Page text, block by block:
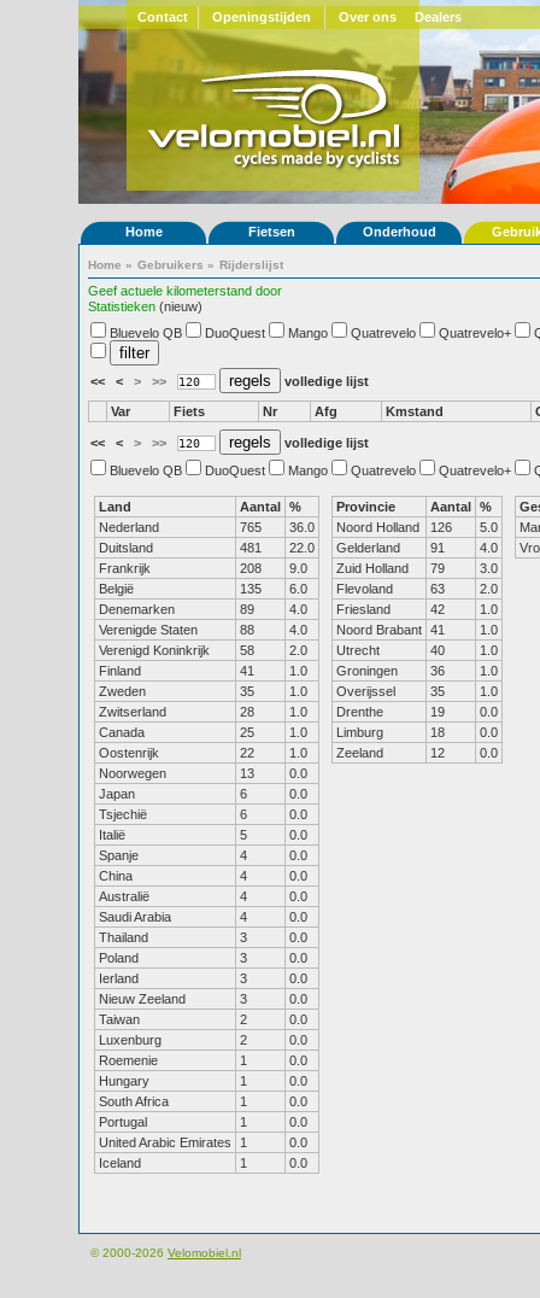
Contact Openingstijden Over ons Dealers
Home Fietsen Onderhoud
Home » Gebruikers » Rijderslijst
Geef actuele kilometerstand door
Statistieken (nieuw)
Bluevelo QB
DuoQuest Mango Quatrevelo Quatrevelo+
<< < > >> volledige lijst
Var Fiets Nr Afg Kmstand
<< < > >>
volledige lijst
Bluevelo QB
DuoQuest Mango Quatrevelo Quatrevelo+
Land Aantal %
Nederland
765
36.0
Duitsland
481
22.0
Frankrijk
208
9.0
België
135
6.0
Denemarken
89
4.0
Verenigde Staten
88
4.0
Verenigd Koninkrijk
58
2.0
Finland
41
1.0
Zweden
35
1.0
Zwitserland
28
1.0
Canada
25
1.0
Oostenrijk
22
1.0
Noorwegen
13
0.0
Japan
6
0.0
Tsjechië
6
0.0
Italië
5
0.0
Spanje
4
0.0
China
4
0.0
Australië
4
0.0
Saudi Arabia
4
0.0
Thailand
3
0.0
Poland
3
0.0
Ierland
3
0.0
Nieuw Zeeland
3
0.0
Taiwan
2
0.0
Luxenburg
2
0.0
Roemenie
1
0.0
Hungary
1
0.0
South Africa
1
0.0
Portugal
1
0.0
United Arabic Emirates
1
0.0
Iceland
1 0.0
Provincie Aantal %
Noord Holland
126
5.0
Gelderland
91
4.0
Zuid Holland
79
3.0
Flevoland
63
2.0
Friesland
42
1.0
Noord Brabant 41
1.0
Utrecht
40
1.0
Groningen
36
1.0
Overijssel
35
1.0
Drenthe
19
0.0
Limburg
18
0.0
Zeeland
12 0.0
© 2000-2026 Velomobiel.nl